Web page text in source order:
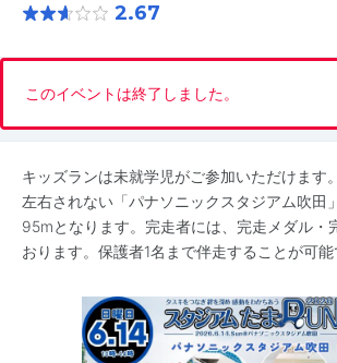
2.67
このイベントは終了しました。
キッズランは未就学児がご参加いただけます
左右されない「パナソニックスタジアム吹田
95mとなります。完走者には、完走メダル・
おります。保護者1名まで伴走することが可能